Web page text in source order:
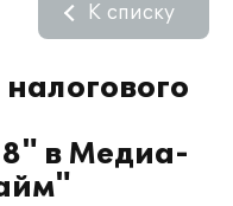
в Медиа-
К списку